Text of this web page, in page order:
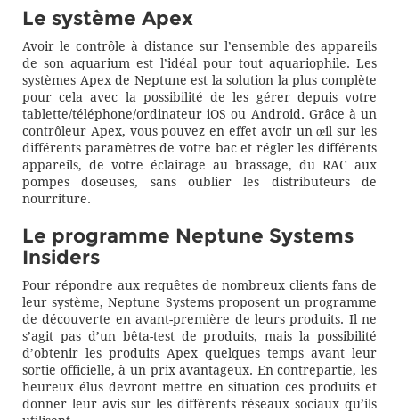
Le système Apex
Avoir le contrôle à distance sur l’ensemble des appareils
de son aquarium est l’idéal pour tout aquariophile. Les
systèmes Apex de Neptune est la solution la plus complète
pour cela avec la possibilité de les gérer depuis votre
tablette/téléphone/ordinateur iOS ou Android. Grâce à un
contrôleur Apex, vous pouvez en effet avoir un œil sur les
différents paramètres de votre bac et régler les différents
appareils, de votre éclairage au brassage, du RAC aux
pompes doseuses, sans oublier les distributeurs de
nourriture.
Le programme Neptune Systems
Insiders
Pour répondre aux requêtes de nombreux clients fans de
leur système, Neptune Systems proposent un programme
de découverte en avant-première de leurs produits. Il ne
s’agit pas d’un bêta-test de produits, mais la possibilité
d’obtenir les produits Apex quelques temps avant leur
sortie officielle, à un prix avantageux. En contrepartie, les
heureux élus devront mettre en situation ces produits et
donner leur avis sur les différents réseaux sociaux qu’ils